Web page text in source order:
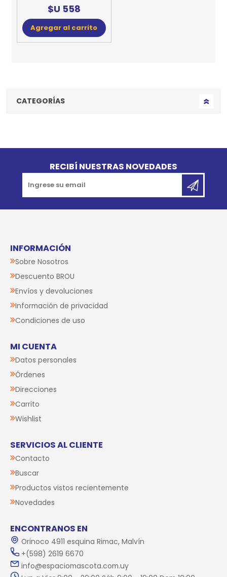
$U 558
Agregar al carrito
CATEGORÍAS
RECIBÍ NUESTRAS NOVEDADES
INFORMACIÓN
Sobre Nosotros
Descuento BROU
Envíos y devoluciones
Información de privacidad
Condiciones de uso
MI CUENTA
Datos personales
Órdenes
Direcciones
Carrito
Wishlist
SERVICIOS AL CLIENTE
Contacto
Buscar
Productos vistos recientemente
Novedades
ENCONTRANOS EN
Orinoco 4911 esquina Rimac, Malvín
+(598) 2619 6670
info@espaciomascota.com.uy